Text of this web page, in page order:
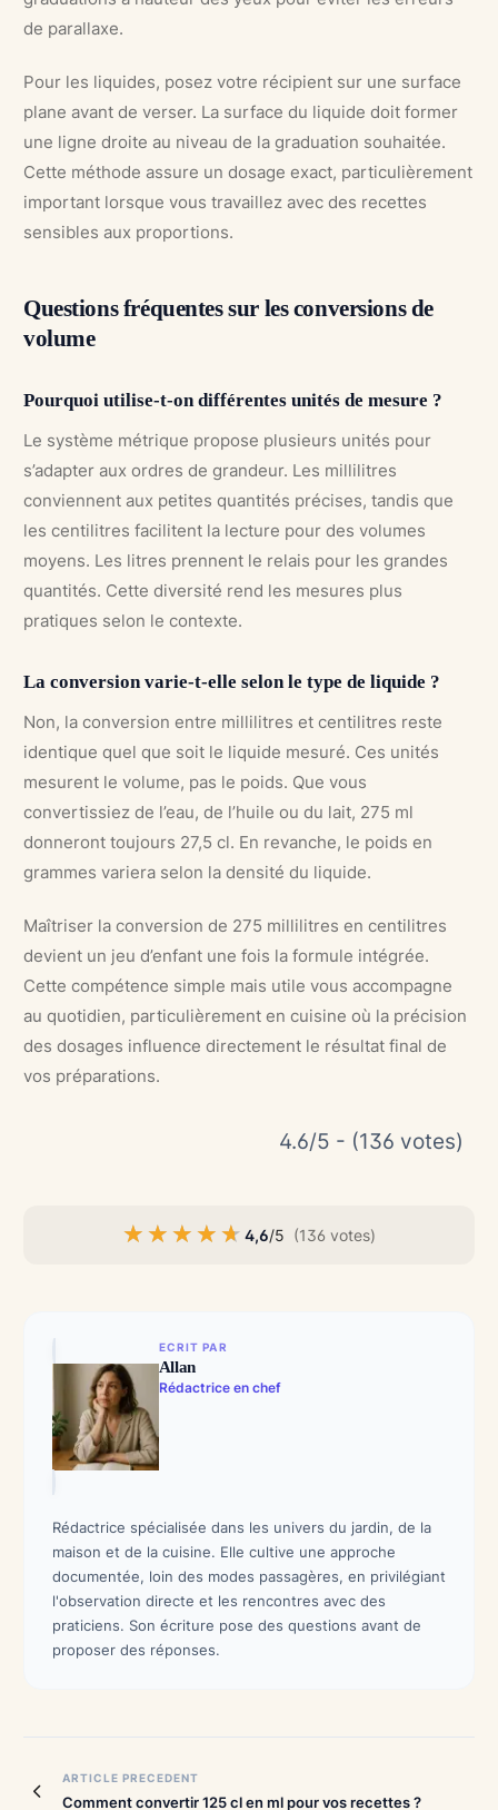
de parallaxe.
Pour les liquides, posez votre récipient sur une surface
plane avant de verser. La surface du liquide doit former
une ligne droite au niveau de la graduation souhaitée.
Cette méthode assure un dosage exact, particulièrement
important lorsque vous travaillez avec des recettes
sensibles aux proportions.
Questions fréquentes sur les conversions de
volume
Pourquoi utilise-t-on différentes unités de mesure ?
Le système métrique propose plusieurs unités pour
s’adapter aux ordres de grandeur. Les millilitres
conviennent aux petites quantités précises, tandis que
les centilitres facilitent la lecture pour des volumes
moyens. Les litres prennent le relais pour les grandes
quantités. Cette diversité rend les mesures plus
pratiques selon le contexte.
La conversion varie-t-elle selon le type de liquide ?
Non, la conversion entre millilitres et centilitres reste
identique quel que soit le liquide mesuré. Ces unités
mesurent le volume, pas le poids. Que vous
convertissiez de l’eau, de l’huile ou du lait, 275 ml
donneront toujours 27,5 cl. En revanche, le poids en
grammes variera selon la densité du liquide.
Maîtriser la conversion de 275 millilitres en centilitres
devient un jeu d’enfant une fois la formule intégrée.
Cette compétence simple mais utile vous accompagne
au quotidien, particulièrement en cuisine où la précision
des dosages influence directement le résultat final de
vos préparations.
4.6/5 - (136 votes)
★★★★★
★★★★★ 4,6/5 (136 votes)
ECRIT PAR
Allan
Rédactrice en chef
Rédactrice spécialisée dans les univers du jardin, de la
maison et de la cuisine. Elle cultive une approche
documentée, loin des modes passagères, en privilégiant
l'observation directe et les rencontres avec des
praticiens. Son écriture pose des questions avant de
proposer des réponses.
Navigation
ARTICLE PRECEDENT
Comment convertir 125 cl en ml pour vos recettes ?